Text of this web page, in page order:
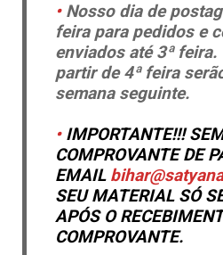
•Nosso dia de
feira para pedidos e
enviados até 3ª
partir de 4ª feira
semana seguinte.
• IMPORTANTE!!!
COMPROVANTE DE
EMAIL
SEU MATERIAL SÓ
APÓS O
COMPROVANTE.